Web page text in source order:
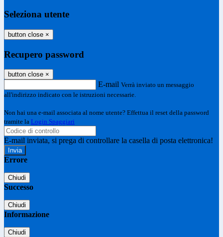
Seleziona utente
button close ×
Recupero password
button close ×
E-mail Verrà inviato un messaggio
all'indirizzo indicato con le istruzioni necessarie.
Non hai una e-mail associata al nome utente? Effettua il reset della password
tramite la Login Spaggiari
E-mail inviata, si prega di controllare la casella di posta elettronica!
Errore
Chiudi
Successo
Chiudi
Informazione
Chiudi